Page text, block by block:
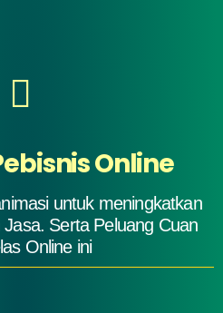
Online
untuk meningkatkan
Serta Peluang Cuan
Online ini